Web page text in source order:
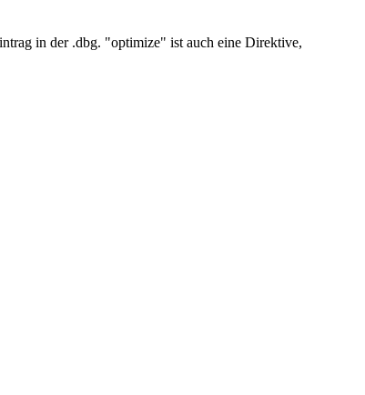
in der .dbg. "optimize" ist auch eine Direktive,